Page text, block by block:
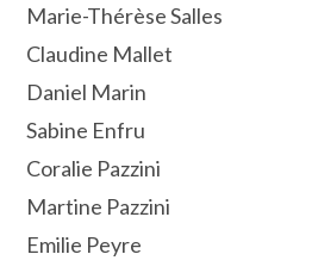
Marie-Thérèse Salles
Claudine Mallet
Daniel Marin
Sabine Enfru
Coralie Pazzini
Martine Pazzini
Emilie Peyre